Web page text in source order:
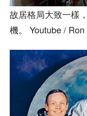
故居格局大致一樣
機。 Youtube /